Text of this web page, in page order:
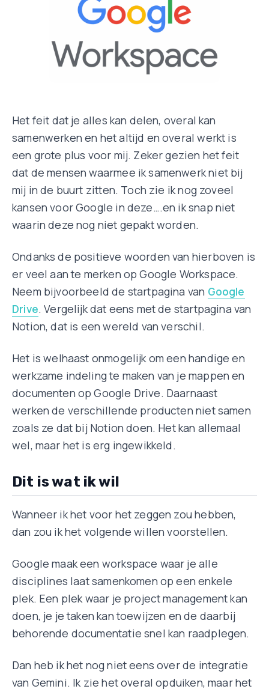
Het feit dat je alles kan delen, overal kan
samenwerken en het altijd en overal werkt is
een grote plus voor mij. Zeker gezien het feit
dat de mensen waarmee ik samenwerk niet bij
mij in de buurt zitten. Toch zie ik nog zoveel
kansen voor Google in deze….en ik snap niet
waarin deze nog niet gepakt worden.
Ondanks de positieve woorden van hierboven is
er veel aan te merken op Google Workspace.
Neem bijvoorbeeld de startpagina van Google
Drive. Vergelijk dat eens met de startpagina van
Notion, dat is een wereld van verschil.
Het is welhaast onmogelijk om een handige en
werkzame indeling te maken van je mappen en
documenten op Google Drive. Daarnaast
werken de verschillende producten niet samen
zoals ze dat bij Notion doen. Het kan allemaal
wel, maar het is erg ingewikkeld.
Dit is wat ik wil
Wanneer ik het voor het zeggen zou hebben,
dan zou ik het volgende willen voorstellen.
Google maak een workspace waar je alle
disciplines laat samenkomen op een enkele
plek. Een plek waar je project management kan
doen, je je taken kan toewijzen en de daarbij
behorende documentatie snel kan raadplegen.
Dan heb ik het nog niet eens over de integratie
van Gemini. Ik zie het overal opduiken, maar het